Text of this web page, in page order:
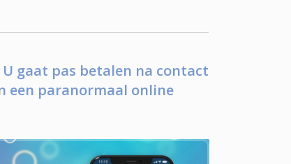
gaat pas betalen na contact
een paranormaal online